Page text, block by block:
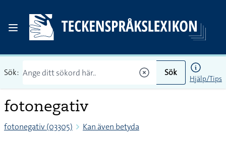
Sök: Sök
Hjälp/Tips
fotonegativ
fotonegativ (03305) Kan även betyda